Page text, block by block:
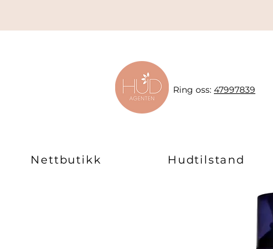
Ring oss: 47997839
Nettbutikk Hudtilstand